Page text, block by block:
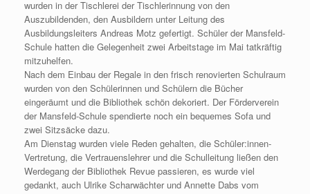
wurden in der Tischlerei der Tischlerinnung von den
Auszubildenden, den Ausbildern unter Leitung des
Ausbildungsleiters Andreas Motz gefertigt. Schüler der Mansfeld-
Schule hatten die Gelegenheit zwei Arbeitstage im Mai tatkräftig
mitzuhelfen.
Nach dem Einbau der Regale in den frisch renovierten Schulraum
wurden von den Schülerinnen und Schülern die Bücher
eingeräumt und die Bibliothek schön dekoriert. Der Förderverein
der Mansfeld-Schule spendierte noch ein bequemes Sofa und
zwei Sitzsäcke dazu.
Am Dienstag wurden viele Reden gehalten, die Schüler:innen-
Vertretung, die Vertrauenslehrer und die Schulleitung ließen den
Werdegang der Bibliothek Revue passieren, es wurde viel
gedankt, auch Ulrike Scharwächter und Annette Dabs vom